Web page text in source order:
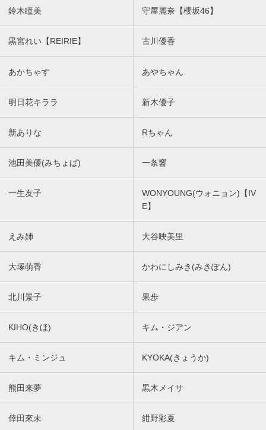
鈴木瞳美 守屋麗奈【櫻坂46】
黒宮れい【REIRIE】 古川優香
あかちゃす あやちゃん
明日花キララ 新木優子
新ありな Rちゃん
池田美優(みちょぱ) 一条響
一生友子
WONYOUNG(ウォニョン)【IV
E】
えみ姉 大谷映美里
大塚萌香 かわにしみき(みきぽん)
北川景子 果歩
KIHO(きほ) キム・ジアン
キム・ミンジュ KYOKA(きょうか)
熊田来夢 黒木メイサ
倖田來未 紺野彩夏